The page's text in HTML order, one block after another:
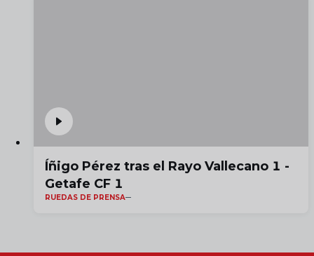
Íñigo Pérez tras el Rayo Vallecano 1 -
Getafe CF 1
RUEDAS DE PRENSA